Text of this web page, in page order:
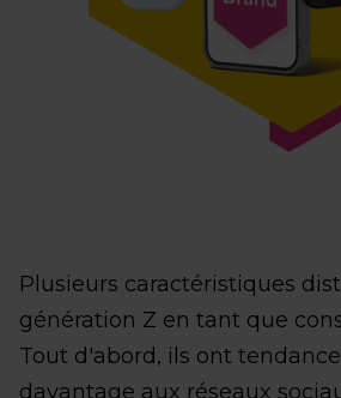
Plusieurs caractéristiques
génération Z en tant que
Tout d'abord, ils ont
davantage aux réseaux